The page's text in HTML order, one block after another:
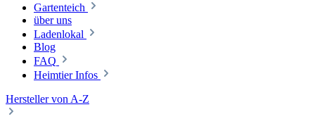
Gartenteich
über uns
Ladenlokal
Blog
FAQ
Heimtier Infos
Hersteller von A-Z